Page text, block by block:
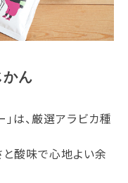
ん
」は、厳選アラビカ種
と酸味で心地よい余